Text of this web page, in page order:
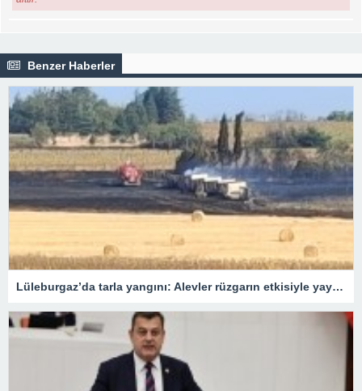
Benzer Haberler
Lüleburgaz’da tarla yangını: Alevler rüzgarın etkisiyle yayıldı